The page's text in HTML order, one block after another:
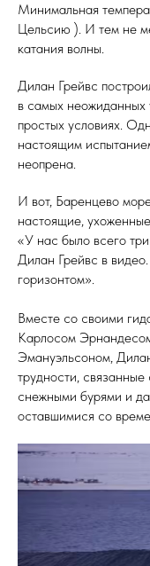
Минимальная
Цельсию ). И тем не
катания волны.
Дилан Грейвс
в самых неожиданных
простых условиях.
настоящим
неопрена.
И вот, Баренцево
настоящие,
«У нас было всего
Дилан Грейвс в
горизонтом».
Вместе со своими
Карлосом
Эмануэльсоном,
трудности,
снежными бурями и
оставшимися со